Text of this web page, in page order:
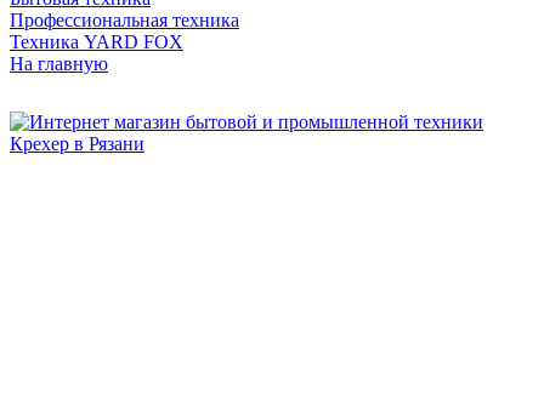
Профессиональная техника
Техника YARD FOX
На главную